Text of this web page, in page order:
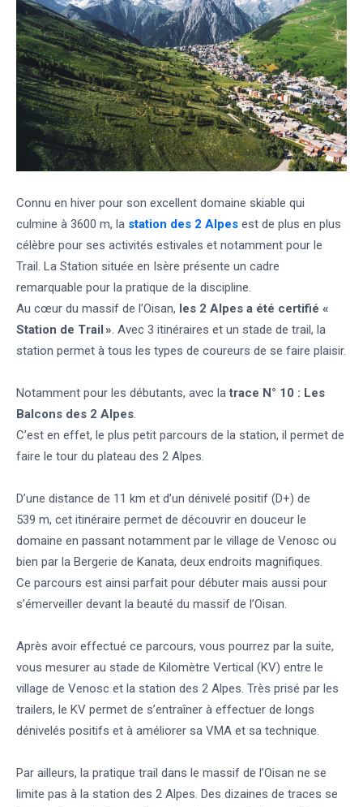
Connu en hiver pour son excellent domaine skiable qui
culmine à 3600 m, la station des 2 Alpes est de plus en plus
célèbre pour ses activités estivales et notamment pour le
Trail. La Station située en Isère présente un cadre
remarquable pour la pratique de la discipline.
Au cœur du massif de l’Oisan, les 2 Alpes a été certifié «
Station de Trail ». Avec 3 itinéraires et un stade de trail, la
station permet à tous les types de coureurs de se faire plaisir.
Notamment pour les débutants, avec latrace N° 10 : Les
Balcons des 2 Alpes.
C’est en effet, le plus petit parcours de la station, il permet de
faire le tour du plateau des 2 Alpes.
D’une distance de 11 km et d’un dénivelé positif (D+) de
539 m, cet itinéraire permet de découvrir en douceur le
domaine en passant notamment par le village de Venosc ou
bien par la Bergerie de Kanata, deux endroits magnifiques.
Ce parcours est ainsi parfait pour débuter mais aussi pour
s’émerveiller devant la beauté du massif de l’Oisan.
Après avoir effectué ce parcours, vous pourrez par la suite,
vous mesurer au stade de Kilomètre Vertical (KV) entre le
village de Venosc et la station des 2 Alpes. Très prisé par les
trailers, le KV permet de s’entraîner à effectuer de longs
dénivelés positifs et à améliorer sa VMA et sa technique.
Par ailleurs, la pratique trail dans le massif de l’Oisan ne se
limite pas à la station des 2 Alpes. Des dizaines de traces se